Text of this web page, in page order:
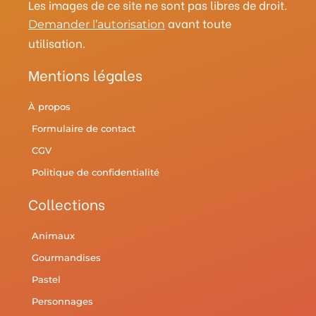
Les images de ce site ne sont pas libres de droit.
Demander l’autorisation avant toute
utilisation.
Mentions légales
À propos
Formulaire de contact
CGV
Politique de confidentialité
Collections
Animaux
Gourmandises
Pastel
Personnages